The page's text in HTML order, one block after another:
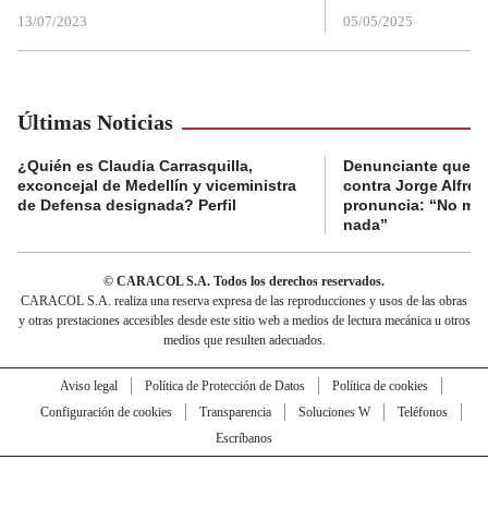
13/07/2023 05/05/2025
Últimas Noticias
¿Quién es Claudia Carrasquilla,
exconcejal de Medellín y viceministra
de Defensa designada? Perfil
Denunciante que
contra Jorge
pronuncia: “No
nada”
© CARACOL S.A. Todos los derechos reservados.
CARACOL S.A. realiza una reserva expresa de las reproducciones y usos de las obras
y otras prestaciones accesibles desde este sitio web a medios de lectura mecánica u otros
medios que resulten adecuados.
Aviso legal Política de Protección de Datos
Política de cookies
Configuración de cookies
Transparencia Soluciones W
Teléfonos
Escríbanos